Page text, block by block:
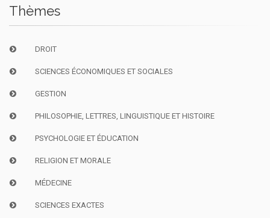
Thèmes
DROIT
SCIENCES ÉCONOMIQUES ET SOCIALES
GESTION
PHILOSOPHIE, LETTRES, LINGUISTIQUE ET HISTOIRE
PSYCHOLOGIE ET ÉDUCATION
RELIGION ET MORALE
MÉDECINE
SCIENCES EXACTES